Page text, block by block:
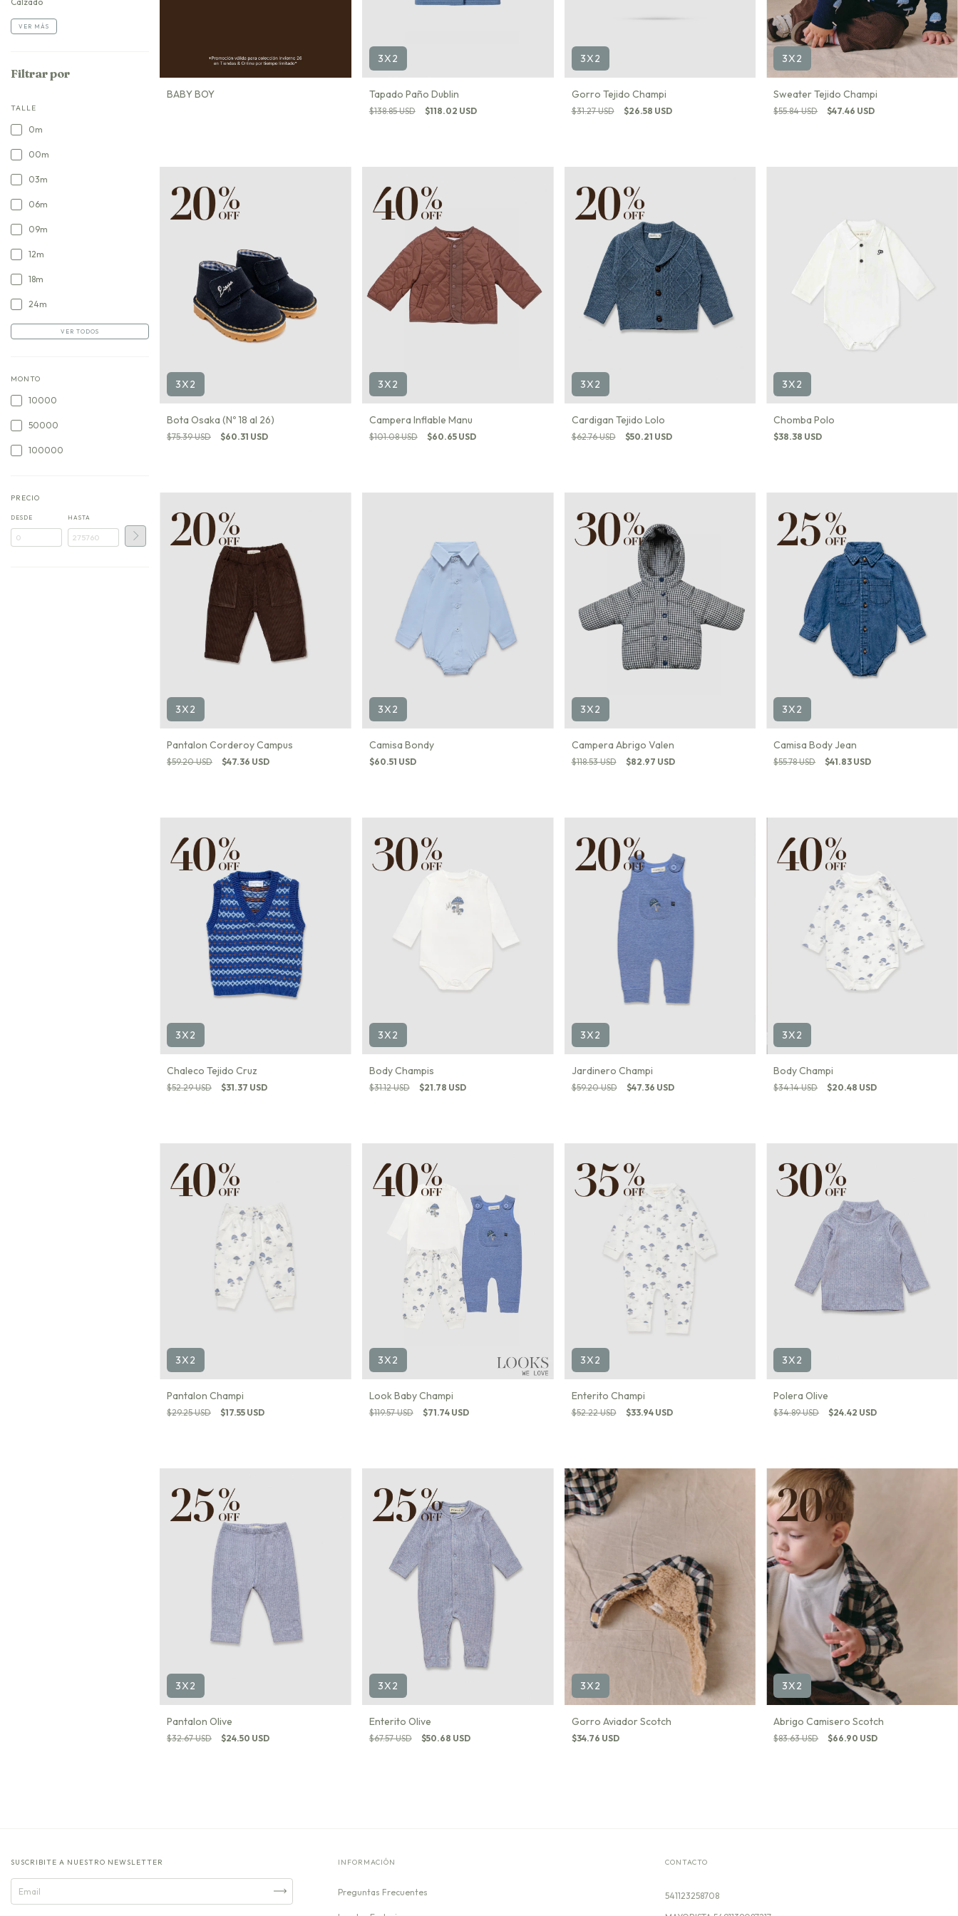
VER MÁS
Filtrar por
TALLE
00m
03m
06m
09m
0m
12m
18m
24m
VER TODOS
MONTO
10000
50000
100000
PRECIO
DESDE HASTA
BABY BOY
3X2
Tapado Paño Dublin
$138.85 USD $118.02 USD
3X2
Gorro Tejido Champi
$31.27 USD $26.58 USD
3X2
Sweater Tejido Champi
$55.84 USD $47.46 USD
3X2
Bota Osaka (Nº 18 al 26)
$75.39 USD $60.31 USD
3X2
Campera Inflable Manu
$101.08 USD $60.65 USD
3X2
Cardigan Tejido Lolo
$62.76 USD $50.21 USD
3X2
Chomba Polo
$38.38 USD
3X2
Pantalon Corderoy Campus
$59.20 USD $47.36 USD
3X2
Camisa Bondy
$60.51 USD
3X2
Campera Abrigo Valen
$118.53 USD $82.97 USD
3X2
Camisa Body Jean
$55.78 USD $41.83 USD
3X2
Chaleco Tejido Cruz
$52.29 USD $31.37 USD
3X2
Body Champis
$31.12 USD $21.78 USD
3X2
Jardinero Champi
$59.20 USD $47.36 USD
3X2
Body Champi
$34.14 USD $20.48 USD
3X2
Pantalon Champi
$29.25 USD $17.55 USD
3X2
Look Baby Champi
$119.57 USD $71.74 USD
3X2
Enterito Champi
$52.22 USD $33.94 USD
3X2
Polera Olive
$34.89 USD $24.42 USD
3X2
Pantalon Olive
$32.67 USD $24.50 USD
3X2
Enterito Olive
$67.57 USD $50.68 USD
3X2
Gorro Aviador Scotch
$34.76 USD
3X2
Abrigo Camisero Scotch
$83.63 USD $66.90 USD
SUSCRIBITE A NUESTRO NEWSLETTER INFORMACIÓN
Preguntas Frecuentes
CONTACTO
541123258708